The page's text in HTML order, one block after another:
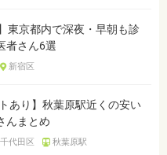
東京都内で深夜・早朝も診
者さん6選
新宿区
あり】秋葉原駅近くの安い
んまとめ
千代田区 秋葉原駅